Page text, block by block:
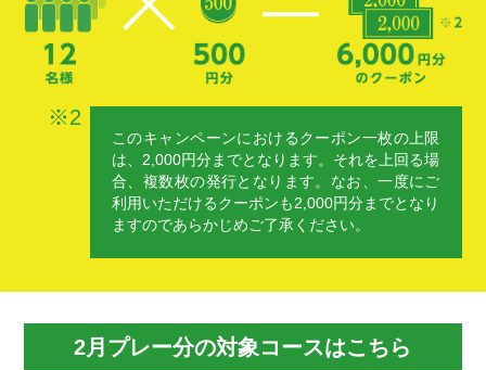
※2
このキャンペーンにおけるクーポン一枚の上限
は、2,000円分までとなります。それを上回る場
合、複数枚の発行となります。なお、一度にご
利用いただけるクーポンも2,000円分までとなり
ますのであらかじめご了承ください。
2月プレー分の対象コースはこちら